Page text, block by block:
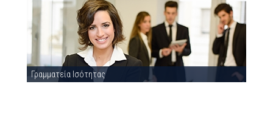
Γραμματεία Ισότητας